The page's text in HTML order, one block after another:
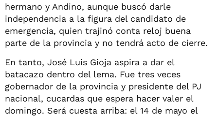
hermano y Andino, aunque buscó darle
independencia a la figura del candidato de
emergencia, quien trajinó conta reloj buena
parte de la provincia y no tendrá acto de cierre.
En tanto, José Luis Gioja aspira a dar el
batacazo dentro del lema. Fue tres veces
gobernador de la provincia y presidente del PJ
nacional, cucardas que espera hacer valer el
domingo. Será cuesta arriba: el 14 de mayo el